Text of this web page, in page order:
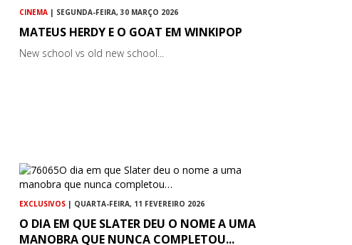
CINEMA | SEGUNDA-FEIRA, 30 MARÇO 2026
MATEUS HERDY E O GOAT EM WINKIPOP
New school vs old new school...
EXCLUSIVOS | QUARTA-FEIRA, 11 FEVEREIRO 2026
O DIA EM QUE SLATER DEU O NOME A UMA
MANOBRA QUE NUNCA COMPLETOU...